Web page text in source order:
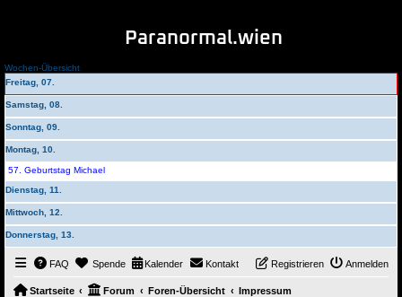
Paranormal.wien
Wochen-Übersicht
Freitag, 07.
Samstag, 08.
Sonntag, 09.
Montag, 10.
57. Geburtstag Michael
Dienstag, 11.
Mittwoch, 12.
Donnerstag, 13.
FAQ Spende Kalender Kontakt Anmelden
Registrieren
Startseite Forum Foren-Übersicht Impressum